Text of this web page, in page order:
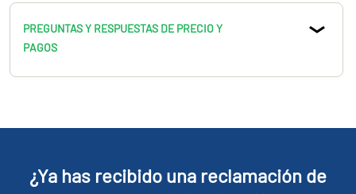
PREGUNTAS Y RESPUESTAS DE PRECIO Y
PAGOS
¿Ya has recibido una reclamación de